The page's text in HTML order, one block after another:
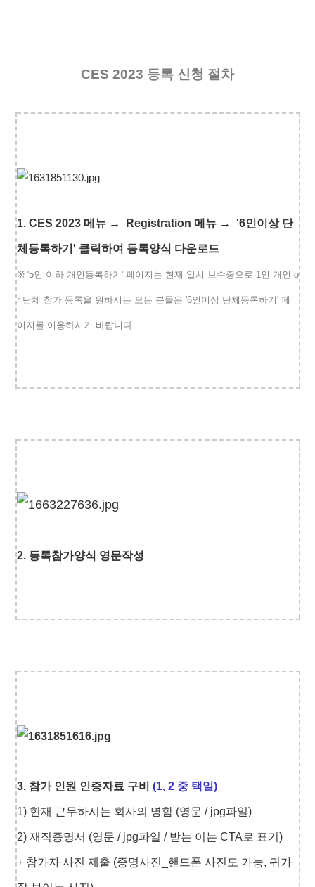
CES 2023 등록 신청 절차
1. CES 2023 메뉴 → Registration 메뉴 → '6인이상 단
체등록하기' 클릭하여 등록양식 다운로드
※ '5인 이하 개인등록하기' 페이지는 현재 일시 보수중으로 1인 개인 o
r 단체 참가 등록을 원하시는 모든 분들은 '6인이상 단체등록하기' 페
이지를 이용하시기 바랍니다
2. 등록참가양식 영문작성
3. 참가 인원 인증자료 구비 (1, 2 중 택일)
1) 현재 근무하시는 회사의 명함 (영문 / jpg파일)
2) 재직증명서 (영문 / jpg파일 / 받는 이는 CTA로 표기)
+ 참가자 사진 제출 (증명사진_핸드폰 사진도 가능, 귀가